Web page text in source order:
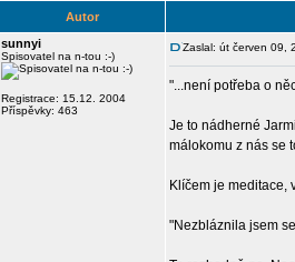
Autor
sunnyi
Spisovatel na n-tou :-)
Registrace: 15.12. 2004
Příspěvky: 463
Zaslal: út červen 09,
"...není potřeba o
Je to nádherné
málokomu z nás se
Klíčem je meditace,
"Nezbláznila jsem